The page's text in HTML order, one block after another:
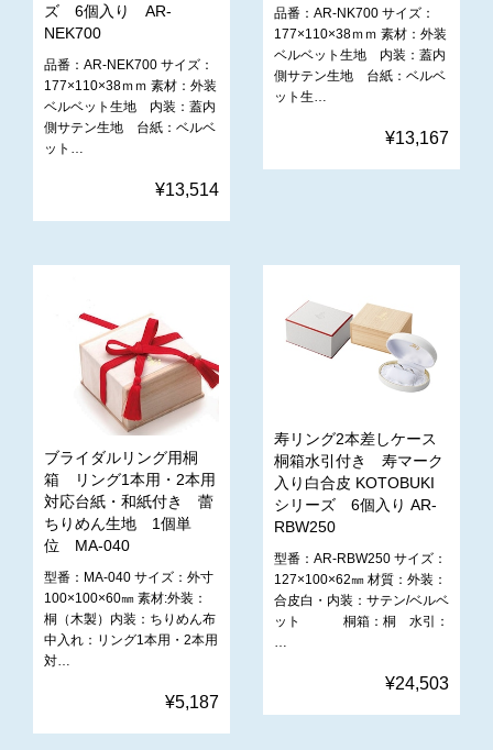
ズ 6個入り AR-
NEK700
品番：AR-NEK700 サイズ：
177×110×38ｍｍ 素材：外装
ベルベット生地 内装：蓋内
側サテン生地 台紙：ベルベ
ット…
¥13,514
品番：AR-NK700 サイズ：
177×110×38ｍｍ 素材：外装
ベルベット生地 内装：蓋内
側サテン生地 台紙：ベルベ
ット生…
¥13,167
ブライダルリング用桐
箱 リング1本用・2本用
対応台紙・和紙付き 蕾
ちりめん生地 1個単
位 MA-040
型番：MA-040 サイズ：外寸
100×100×60㎜ 素材:外装：
桐（木製）内装：ちりめん布
中入れ：リング1本用・2本用
対…
¥5,187
寿リング2本差しケース
桐箱水引付き 寿マーク
入り白合皮 KOTOBUKI
シリーズ 6個入り AR-
RBW250
型番：AR-RBW250 サイズ：
127×100×62㎜ 材質：外装：
合皮白・内装：サテン/ベルベ
ット 桐箱：桐 水引：
¥24,503